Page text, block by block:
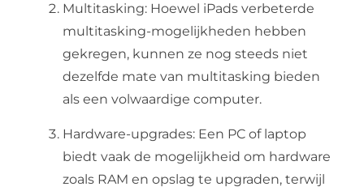
Multitasking: Hoewel iPads verbeterde
multitasking-mogelijkheden hebben
gekregen, kunnen ze nog steeds niet
dezelfde mate van multitasking bieden
als een volwaardige computer.
Hardware-upgrades: Een PC of laptop
biedt vaak de mogelijkheid om hardware
zoals RAM en opslag te upgraden, terwijl